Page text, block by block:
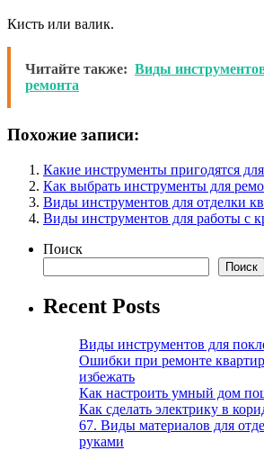
Кисть или валик.
Читайте также: Виды
ремонта
Похожие записи:
Какие инструменты пригодятся
Как выбрать инструменты для
Виды инструментов для отделки
Виды инструментов для работы с
Поиск
Поиск
Recent Posts
Виды инструментов для
Ошибки при ремонте
избежать
Как настроить умный дом
Как сделать электрику в
67. Виды материалов для
руками